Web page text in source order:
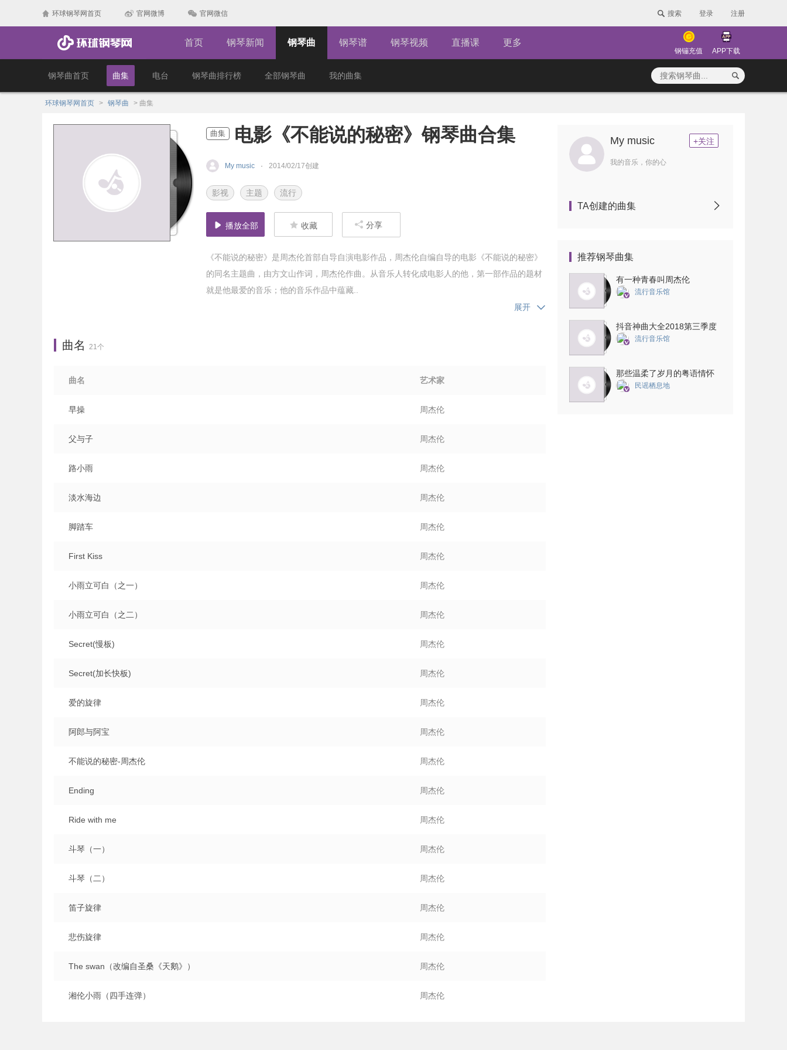
环球钢琴网首页 官网微博 官网微信 搜索 登录 注册
首页 钢琴新闻 钢琴曲 钢琴谱 钢琴视频 直播课 更多
钢镚充值 APP下载
钢琴曲首页 曲集 电台 钢琴曲排行榜 全部钢琴曲 我的曲集
环球钢琴网首页 > 钢琴曲 > 曲集
曲集 电影《不能说的秘密》钢琴曲合集
My music 2014/02/17创建
影视 主题 流行
播放全部 收藏 分享
《不能说的秘密》是周杰伦首部自导自演电影作品，周杰伦自编自导的电影《不能说的秘密》
的同名主题曲，由方文山作词，周杰伦作曲。从音乐人转化成电影人的他，第一部作品的题材
就是他最爱的音乐；他的音乐作品中蕴藏..
展开
曲名 21个
曲名 艺术家
早操 周杰伦
父与子 周杰伦
路小雨 周杰伦
淡水海边 周杰伦
脚踏车 周杰伦
First Kiss 周杰伦
小雨立可白（之一） 周杰伦
小雨立可白（之二） 周杰伦
Secret(慢板) 周杰伦
Secret(加长快板) 周杰伦
爱的旋律 周杰伦
阿郎与阿宝 周杰伦
不能说的秘密-周杰伦 周杰伦
Ending 周杰伦
Ride with me 周杰伦
斗琴（一） 周杰伦
斗琴（二） 周杰伦
笛子旋律 周杰伦
悲伤旋律 周杰伦
The swan（改编自圣桑《天鹅》） 周杰伦
湘伦小雨（四手连弹） 周杰伦
My music
我的音乐，你的心
+关注
TA创建的曲集
推荐钢琴曲集
有一种青春叫周杰伦
流行音乐馆
抖音神曲大全2018第三季度
流行音乐馆
那些温柔了岁月的粤语情怀
民谣栖息地